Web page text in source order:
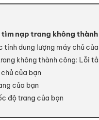
nạp trang không
tính dung lượng máy chủ
không thành công: Lỗi
của bạn
của bạn
độ trang của bạn